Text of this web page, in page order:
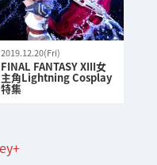
2019.12.20(Fri)
FINAL FANTASY XIII女
主角Lightning Cosplay
特集